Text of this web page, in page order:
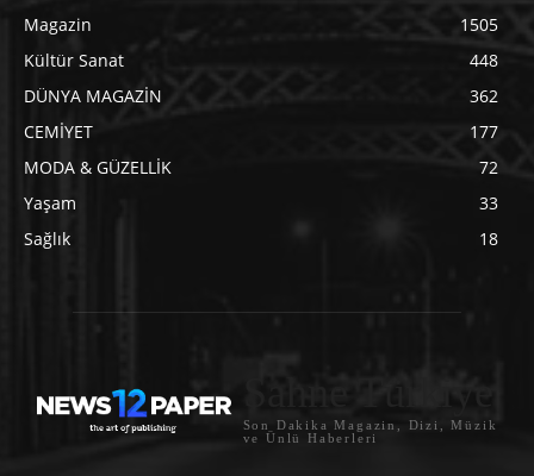
Magazin
1505
Kültür Sanat
448
DÜNYA MAGAZİN
362
CEMİYET
177
MODA & GÜZELLİK
72
Yaşam
33
Sağlık
18
Sahne Türkiye
Son Dakika Magazin, Dizi, Müzik
ve Ünlü Haberleri